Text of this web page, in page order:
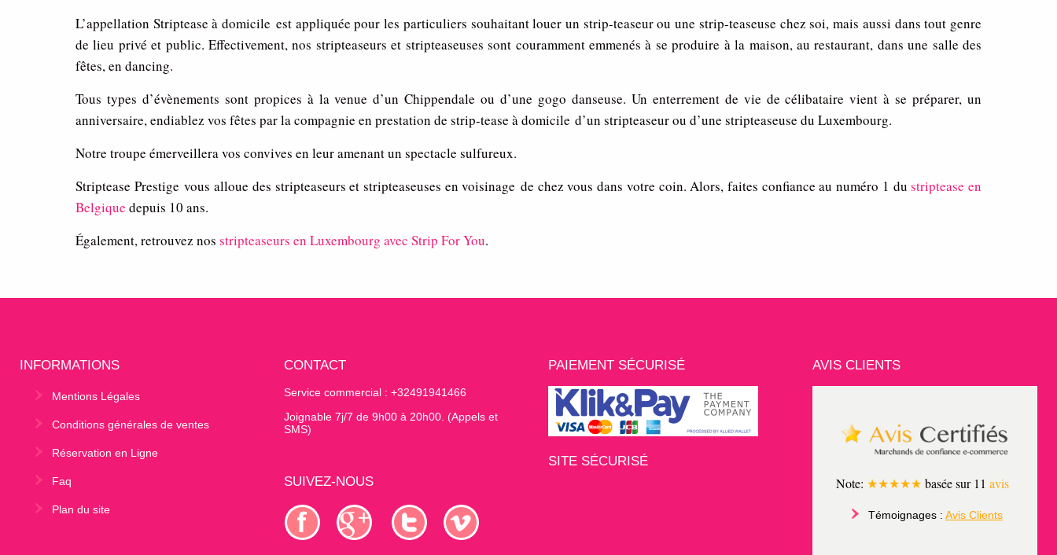
L’appellation Striptease à domicile est appliquée pour les particuliers souhaitant louer un strip-teaseur ou une strip-teaseuse chez soi, mais aussi dans tout genre
de lieu privé et public. Effectivement, nos stripteaseurs et stripteaseuses sont couramment emmenés à se produire à la maison, au restaurant, dans une salle des
fêtes, en dancing.
Tous types d’évènements sont propices à la venue d’un Chippendale ou d’une gogo danseuse. Un enterrement de vie de célibataire vient à se préparer, un
anniversaire, endiablez vos fêtes par la compagnie en prestation de strip-tease à domicile d’un stripteaseur ou d’une stripteaseuse du Luxembourg.
Notre troupe émerveillera vos convives en leur amenant un spectacle sulfureux.
Striptease Prestige vous alloue des stripteaseurs et stripteaseuses en voisinage de chez vous dans votre coin. Alors, faites confiance au numéro 1 dustriptease en
Belgique depuis 10 ans.
Également, retrouvez nos stripteaseurs en Luxembourg avec Strip For You.
INFORMATIONS
Mentions Légales
Conditions générales de ventes
Réservation en Ligne
Faq
Plan du site
CONTACT
Service commercial : +32491941466
Joignable 7j/7 de 9h00 à 20h00. (Appels et
SMS)
SUIVEZ-NOUS
PAIEMENT SÉCURISÉ
SITE SÉCURISÉ
AVIS CLIENTS
Note: ★★★★★ basée sur 11 avis
Témoignages : Avis Clients